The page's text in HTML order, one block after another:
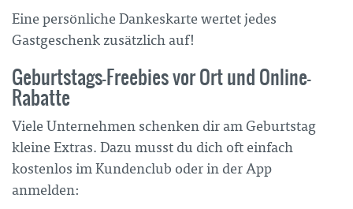
Eine persönliche Dankeskarte wertet jedes
Gastgeschenk zusätzlich auf!
Geburtstags-Freebies vor Ort und Online-
Rabatte
Viele Unternehmen schenken dir am Geburtstag
kleine Extras. Dazu musst du dich oft einfach
kostenlos im Kundenclub oder in der App
anmelden: